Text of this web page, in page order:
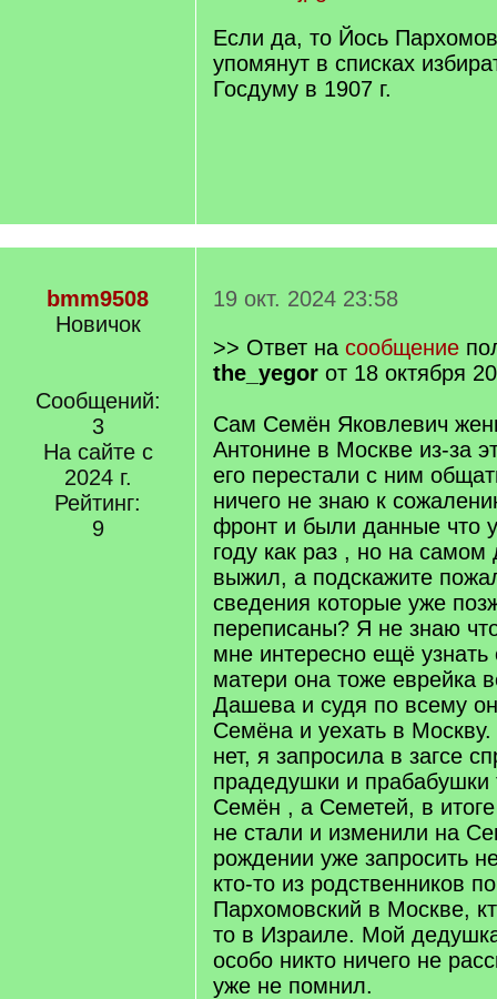
Если да, то Йось
упомянут в списках
Госдуму в 1907 г.
bmm9508
Новичок
Сообщений:
3
На сайте с
2024 г.
Рейтинг:
9
19 окт. 2024 23:58
>> Ответ на сообщение
the_yegor от 18 октября
Сам Семён Яковлевич
Антонине в Москве из-за
его перестали с ним
ничего не знаю к
фронт и были данные что
году как раз , но на
выжил, а подскажите
сведения которые уже
переписаны? Я не знаю
мне интересно ещё
матери она тоже еврейка
Дашева и судя по всему
Семёна и уехать в
нет, я запросила в загсе
прадедушки и
Семён , а Семетей, в
не стали и изменили на
рождении уже запросить
кто-то из родственников
Пархомовский в Москве,
то в Израиле. Мой
особо никто ничего не
уже не помнил.